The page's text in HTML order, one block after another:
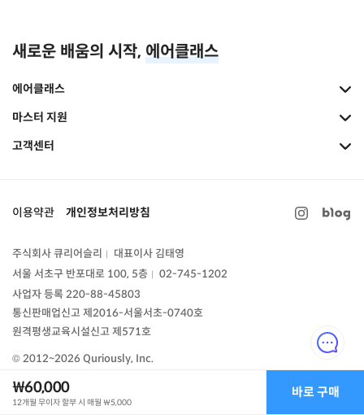
₩60,000
12개월 무이자 할부 시 매월 ₩5,000
바로 구매
새로운 배움의 시작, 에어클래스
에어클래스
마스터 지원
고객센터
이용약관 개인정보처리방침
주식회사 큐리어슬리 |
대표이사 김태영
서울 서초구 반포대로 100, 5층 |
02-745-1202
사업자 등록 220-88-45803
통신판매업신고제2016-서울서초-0740호
원격평생교육시설신고 제571호
© 2012~2026 Quriously, Inc.